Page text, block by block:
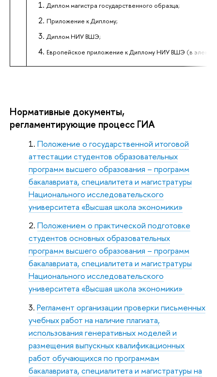
Диплом магистра государственного образца;
Приложение к Диплому;
Диплом НИУ ВШЭ;
Европейское приложение к Диплому НИУ ВШЭ (в
Нормативные документы,
регламентирующие процесс ГИА
Положение о государственной итоговой
аттестации студентов образовательных
программ высшего образования – программ
бакалавриата, специалитета и магистратуры
Национального исследовательского
университета «Высшая школа экономики»
Положением о практической подготовке
студентов основных образовательных
программ высшего образования – программ
бакалавриата, специалитета и магистратуры
Национального исследовательского
университета «Высшая школа экономики»
Регламент организации проверки письменных
учебных работ на наличие плагиата,
использования генеративных моделей и
размещения выпускных квалификационных
работ обучающихся по программам
бакалавриата, специалитета и магистратуры на